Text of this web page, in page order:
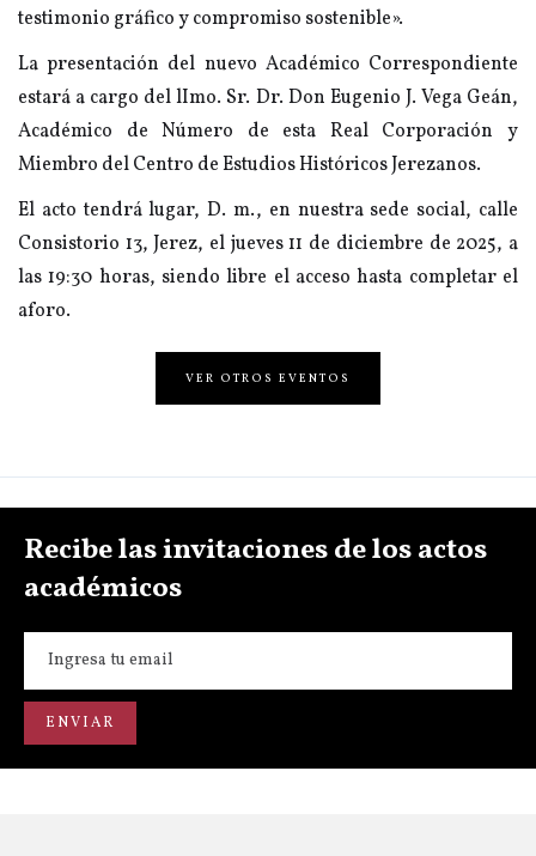
testimonio gráfico y compromiso sostenible».
La presentación del nuevo Académico Correspondiente
estará a cargo del lImo. Sr. Dr. Don Eugenio J. Vega Geán,
Académico de Número de esta Real Corporación y
Miembro del Centro de Estudios Históricos Jerezanos.
El acto tendrá lugar, D. m., en nuestra sede social, calle
Consistorio 13, Jerez, el jueves 11 de diciembre de 2025, a
las 19:30 horas, siendo libre el acceso hasta completar el
aforo.
VER OTROS EVENTOS
Recibe las invitaciones de los actos
académicos